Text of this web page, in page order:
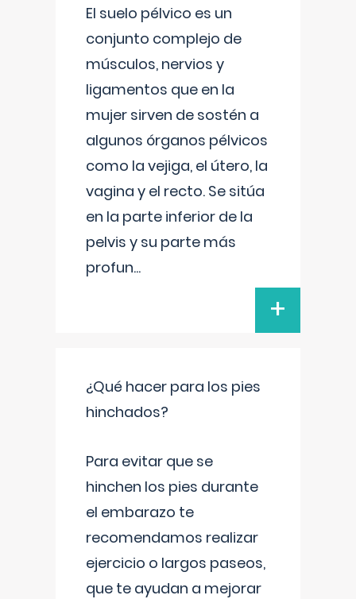
El suelo pélvico es un
conjunto complejo de
músculos, nervios y
ligamentos que en la
mujer sirven de sostén a
algunos órganos pélvicos
como la vejiga, el útero, la
vagina y el recto. Se sitúa
en la parte inferior de la
pelvis y su parte más
profun...
+
¿Qué hacer para los pies
hinchados?
Para evitar que se
hinchen los pies durante
el embarazo te
recomendamos realizar
ejercicio o largos paseos,
que te ayudan a mejorar